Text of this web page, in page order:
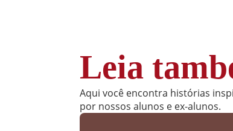
Leia
Aqui você encontra histórias
por nossos alunos e ex-alunos.